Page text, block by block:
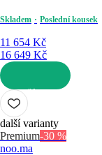
Skladem Poslední kousek
11 654 Kč
16 649 Kč
DO KOŠÍKU
další varianty
Premium-30 %
noo.ma